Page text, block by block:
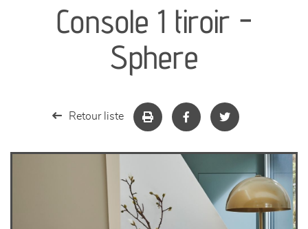
séjours
meubles de complément
Console 1 tiroir -
Sphere
Retour liste